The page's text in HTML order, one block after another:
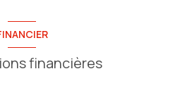
financières